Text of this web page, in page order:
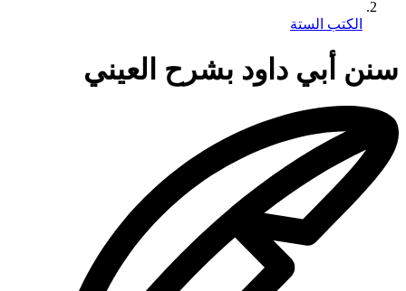
الكتب الستة
سنن أبي داود بشرح العيني